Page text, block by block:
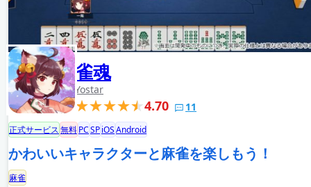
雀魂
Yostar
4.70 11
正式サービス無料PCSPiOSAndroid
かわいいキャラクターと麻雀を楽しもう！
麻雀